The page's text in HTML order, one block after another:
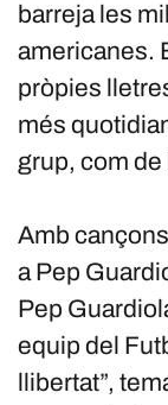
barreja les
americanes.
pròpies
més
grup, com de
Amb
a Pep
Pep
equip del
llibertat”,